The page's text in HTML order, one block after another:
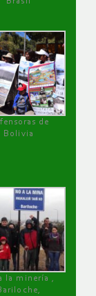
de
Bolivia
la minería ,